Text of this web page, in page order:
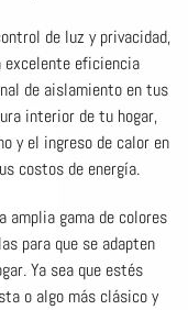
de luz y privacidad,
eficiencia
de aislamiento en tus
interior de tu hogar,
y el ingreso de calor en
costos de energía.
amplia gama de colores
para que se adapten
Ya sea que estés
o algo más clásico y